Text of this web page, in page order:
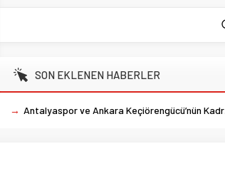
SON EKLENEN HABERLER
→ Antalyaspor ve Ankara Keçiörengücü’nün Kadroları Belli Oldu